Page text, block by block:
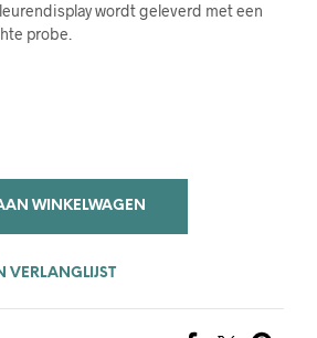
wordt geleverd met een
probe.
WINKELWAGEN
VERLANGLIJST